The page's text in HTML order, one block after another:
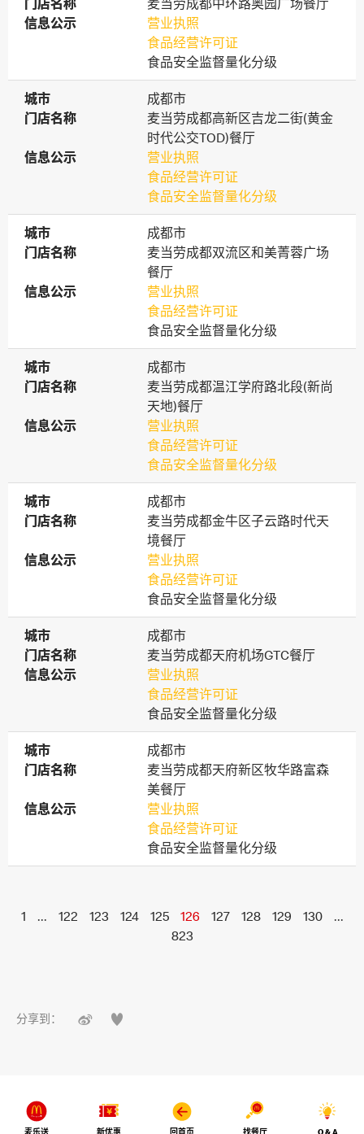
门店名称
门店名称
麦当劳成都中环路奥园广场餐厅
信息公示
信息公示
营业执照
食品经营许可证
食品安全监督量化分级
城市
城市
成都市
门店名称
门店名称
麦当劳成都高新区吉龙二街(黄金
时代公交TOD)餐厅
信息公示
信息公示
营业执照
食品经营许可证
食品安全监督量化分级
城市
城市
成都市
门店名称
门店名称
麦当劳成都双流区和美菁蓉广场
餐厅
信息公示
信息公示
营业执照
食品经营许可证
食品安全监督量化分级
城市
城市
成都市
门店名称
门店名称
麦当劳成都温江学府路北段(新尚
天地)餐厅
信息公示
信息公示
营业执照
食品经营许可证
食品安全监督量化分级
城市
城市
成都市
门店名称
门店名称
麦当劳成都金牛区子云路时代天
境餐厅
信息公示
信息公示
营业执照
食品经营许可证
食品安全监督量化分级
城市
城市
成都市
门店名称
门店名称
麦当劳成都天府机场GTC餐厅
信息公示
信息公示
营业执照
食品经营许可证
食品安全监督量化分级
城市
城市
成都市
门店名称
门店名称
麦当劳成都天府新区牧华路富森
美餐厅
信息公示
信息公示
营业执照
食品经营许可证
食品安全监督量化分级
1 ... 122 123 124 125 126 127 128 129 130
...
823
分享到：  